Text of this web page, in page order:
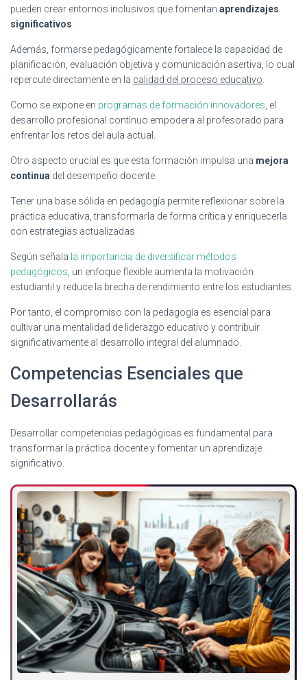
pueden crear entornos inclusivos que fomentan aprendizajes
significativos
Además, formarse pedagógicamente fortalece la capacidad de
planificación, evaluación objetiva y comunicación asertiva, lo cual
repercute directamente en la calidad del proceso educativo
Como se expone en programas de formación innovadores , el
desarrollo profesional continuo empodera al profesorado para
enfrentar los retos del aula actual.
Otro aspecto crucial es que esta formación impulsa una mejora
continua del desempeño docente.
Tener una base sólida en pedagogía permite reflexionar sobre la
práctica educativa, transformarla de forma crítica y enriquecerla
con estrategias actualizadas.
Según señala la importancia de diversificar métodos
pedagógicos , un enfoque flexible aumenta la motivación
estudiantil y reduce la brecha de rendimiento entre los estudiantes.
Por tanto, el compromiso con la pedagogía es esencial para
cultivar una mentalidad de liderazgo educativo y contribuir
significativamente al desarrollo integral del alumnado.
Competencias Esenciales que
Desarrollarás
Desarrollar competencias pedagógicas es fundamental para
transformar la práctica docente y fomentar un aprendizaje
significativo.